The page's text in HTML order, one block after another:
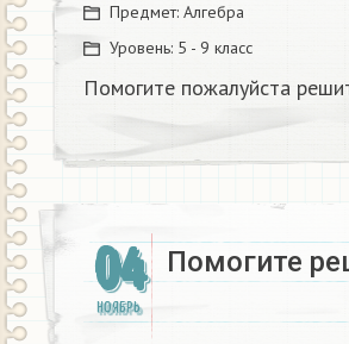
Предмет: Алгебра
Уровень: 5 - 9 класс
Помогите пожалуйста
04
НОЯБРЬ
Помогите